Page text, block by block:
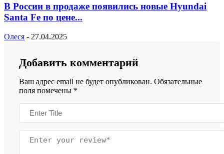
В России в продаже появились новые Hyundai
Santa Fe по цене...
Олеся - 27.04.2025
Добавить комментарий
Ваш адрес email не будет опубликован. Обязательные
поля помечены *